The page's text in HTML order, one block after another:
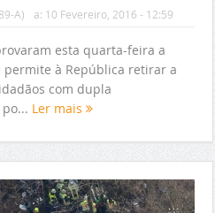
A) a: 10 Fevereiro, 2016 - 12:59
esta quarta-feira a
à República retirar a
com dupla
Ler mais